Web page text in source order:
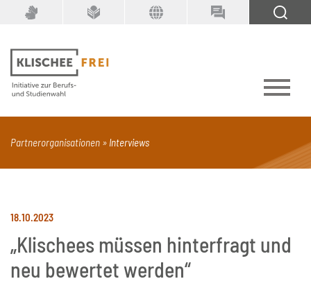
Suchbegriff
PDF Seite mit Video Alle Dokumenttypen
Partnerorganisationen Interviews
18.10.2023
„Klischees müssen hinterfragt und
neu bewertet werden“